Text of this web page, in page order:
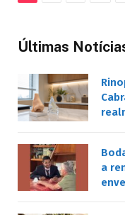
Últimas
a